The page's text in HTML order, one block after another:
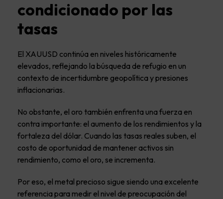
condicionado por las
tasas
El XAUUSD continúa en niveles históricamente
elevados, reflejando la búsqueda de refugio en un
contexto de incertidumbre geopolítica y presiones
inflacionarias.
No obstante, el oro también enfrenta una fuerza en
contra importante: el aumento de los rendimientos y la
fortaleza del dólar. Cuando las tasas reales suben, el
costo de oportunidad de mantener activos sin
rendimiento, como el oro, se incrementa.
Por eso, el metal precioso sigue siendo una excelente
referencia para medir el nivel de preocupación del